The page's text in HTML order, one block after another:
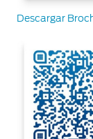
Descargar